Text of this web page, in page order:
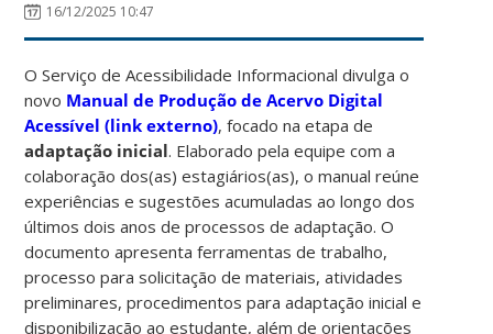
16/12/2025 10:47
O Serviço de Acessibilidade Informacional divulga o
novo Manual de Produção de Acervo Digital
Acessível (link externo), focado na etapa de
adaptação inicial. Elaborado pela equipe com a
colaboração dos(as) estagiários(as), o manual reúne
experiências e sugestões acumuladas ao longo dos
últimos dois anos de processos de adaptação. O
documento apresenta ferramentas de trabalho,
processo para solicitação de materiais, atividades
preliminares, procedimentos para adaptação inicial e
disponibilização ao estudante, além de orientações